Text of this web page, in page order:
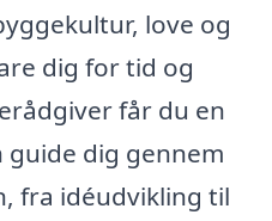
love og
dig for tid og
får du en
dig gennem
fra idéudvikling til